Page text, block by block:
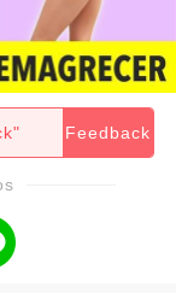
Feedback